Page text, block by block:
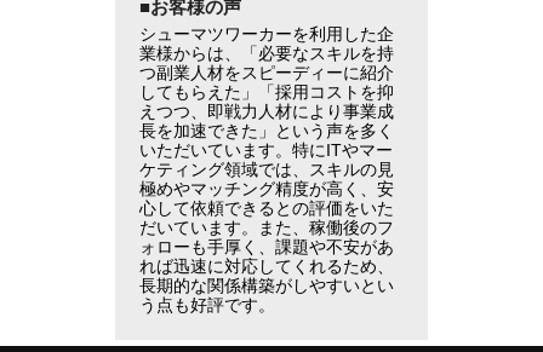
■お客様の声
シューマツワーカーを利用した企
業様からは、「必要なスキルを持
つ副業人材をスピーディーに紹介
してもらえた」「採用コストを抑
えつつ、即戦力人材により事業成
長を加速できた」という声を多く
いただいています。特にITやマー
ケティング領域では、スキルの見
極めやマッチング精度が高く、安
心して依頼できるとの評価をいた
だいています。また、稼働後のフ
ォローも手厚く、課題や不安があ
れば迅速に対応してくれるため、
長期的な関係構築がしやすいとい
う点も好評です。